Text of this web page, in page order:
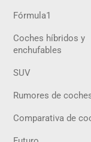
Fórmula1
Coches híbridos y
enchufables
SUV
Rumores de
Comparativa de